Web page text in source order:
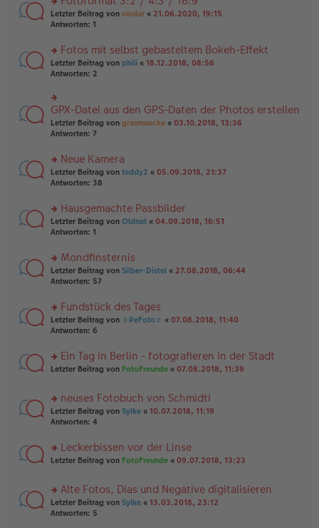
tr
a
n
er
tr
a
g
n
g
el
e
n
er
tr
a
g
rs
te
n
g
el
e
n
er
B
a
g
Letzter Beitrag von okular « 21.06.2020, 19:15
Antworten: 1
rs
te
u
n
g
el
es
n
er
B
a
g
Fotos mit selbst gebasteltem Bokeh-Effekt
Letzter Beitrag von phili « 18.12.2018, 08:56
Antworten: 2
rs
te
r
g
el
es
n
er
B
ei
a
g
GPX-Datei aus den GPS-Daten der Photos erstellen
Letzter Beitrag von grasmuecke « 03.10.2018, 13:36
Antworten: 7
rs
te
n
g
el
e
n
er
tr
a
g
Neue Kamera
Letzter Beitrag von teddy2 « 05.09.2018, 21:37
Antworten: 38
rs
te
n
g
el
e
n
er
tr
a
Hausgemachte Passbilder
Letzter Beitrag von Oldnat « 04.09.2018, 16:51
Antworten: 1
rs
te
n
g
el
e
n
ei
tr
a
Mondfinsternis
Letzter Beitrag von Silber-Distel « 27.08.2018, 06:44
Antworten: 57
rs
te
n
g
es
e
n
er
ei
tr
Fundstück des Tages
Letzter Beitrag von ☼PeFoto☼ « 07.08.2018, 11:40
Antworten: 6
rs
u
n
g
es
e
n
B
ei
tr
a
Ein Tag in Berlin - fotografieren in der Stadt
Letzter Beitrag von FotoFreunde « 07.08.2018, 11:39
rs
te
n
g
es
e
n
er
neuses Fotobuch von Schmidti
Letzter Beitrag von Sylke « 10.07.2018, 11:19
Antworten: 4
rs
u
n
g
Leckerbissen vor der Linse
Letzter Beitrag von FotoFreunde « 09.07.2018, 13:23
rs
te
Alte Fotos, Dias und Negative digitalisieren
Letzter Beitrag von Sylke « 13.03.2018, 23:12
Antworten: 5